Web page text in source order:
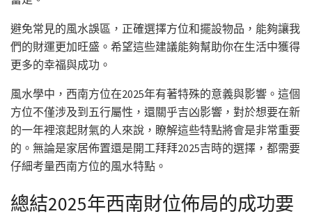
避免常見的風水誤區，正確選擇方位和擺設物品，能夠讓我
們的財運更加旺盛。希望這些建議能夠幫助你在生活中獲得
更多的幸福與成功。
風水學中，西南方位在2025年有著特殊的意義與影響。這個
方位不僅涉及到五行屬性，還關乎吉凶影響，對於想要在新
的一年裡滾起財氣的人來說，瞭解這些特點將會是非常重要
的。無論是家居佈置還是開工拜拜2025吉時的選擇，都需要
仔細考量西南方位的風水特點。
總結2025年西南財位佈局的成功要